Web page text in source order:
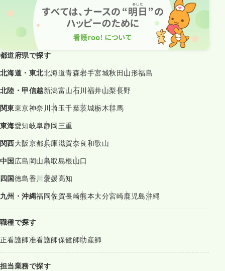
都道府県で探す
北海道・東北北海道青森岩手宮城秋田山形福島
北陸・甲信越新潟富山石川福井山梨長野
関東東京神奈川埼玉千葉茨城栃木群馬
東海愛知岐阜静岡三重
関西大阪京都兵庫滋賀奈良和歌山
中国広島岡山鳥取島根山口
四国徳島香川愛媛高知
九州・沖縄福岡佐賀長崎熊本大分宮崎鹿児島沖縄
職種で探す
正看護師准看護師保健師助産師
担当業務で探す